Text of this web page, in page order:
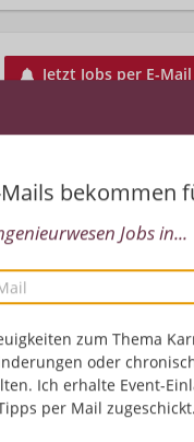
Jetzt Jobs per E-
Mails bekommen
Jobs in...
zum Thema
oder
Ich erhalte Event-
per Mail zugeschickt.
keine Jobs
Neue Suche starten